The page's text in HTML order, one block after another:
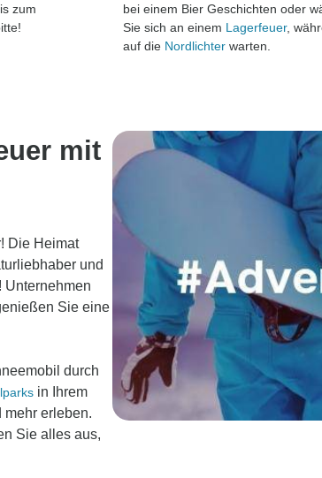
zum
bei einem Bier Geschichten oder
Sie sich an einem Lagerfeuer,
auf die Nordlichter warten.
mit
Die Heimat
und
Unternehmen
Sie eine
durch
in Ihrem
mehr erleben.
Sie alles aus,